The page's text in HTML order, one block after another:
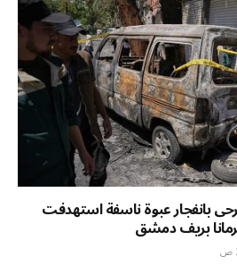
بانفجار عبوة ناسفة استهدفت
بريف دمشق